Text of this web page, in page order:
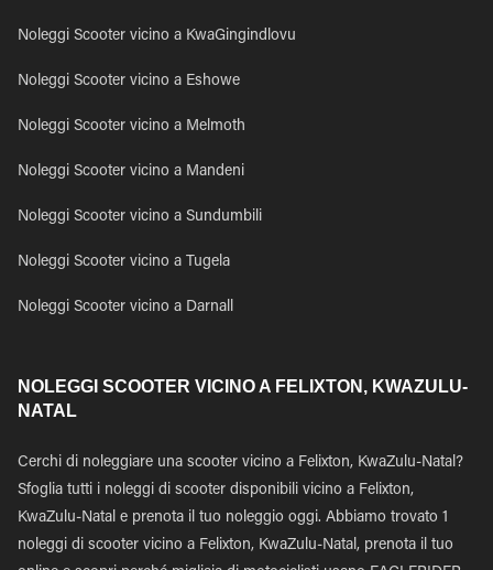
Noleggi Scooter vicino a KwaGingindlovu
Noleggi Scooter vicino a Eshowe
Noleggi Scooter vicino a Melmoth
Noleggi Scooter vicino a Mandeni
Noleggi Scooter vicino a Sundumbili
Noleggi Scooter vicino a Tugela
Noleggi Scooter vicino a Darnall
NOLEGGI SCOOTER VICINO A FELIXTON, KWAZULU-
NATAL
Cerchi di noleggiare una scooter vicino a Felixton, KwaZulu-Natal?
Sfoglia tutti i noleggi di scooter disponibili vicino a Felixton,
KwaZulu-Natal e prenota il tuo noleggio oggi. Abbiamo trovato 1
noleggi di scooter vicino a Felixton, KwaZulu-Natal, prenota il tuo